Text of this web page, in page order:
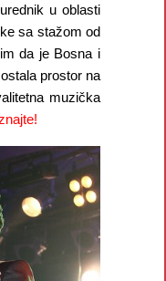
u oblasti
sa stažom od
da je Bosna i
prostor na
muzička